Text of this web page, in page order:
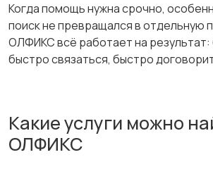
Когда помощь нужна срочно,
поиск не превращался в отдельную
ОЛФИКС всё работает на результат:
быстро связаться, быстро
Какие услуги можно
ОЛФИКС